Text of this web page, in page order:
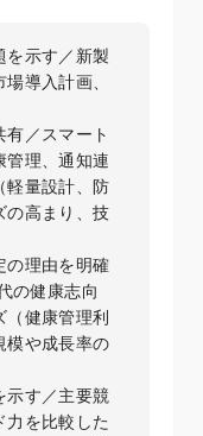
示す／新製
導入計画、
／スマート
管理、通知連
軽量設計、防
の高まり、技
理由を明確
の健康志向
健康管理利
模や成長率の
す／主要競
力を比較した